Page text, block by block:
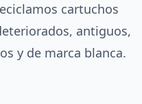
cartuchos
antiguos,
y de marca blanca.